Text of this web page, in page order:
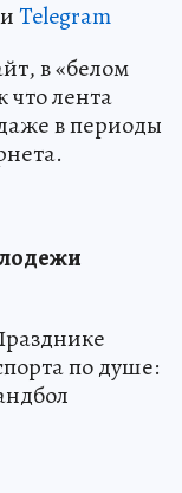
иTelegram
в «белом
что лента
в периоды
по душе: